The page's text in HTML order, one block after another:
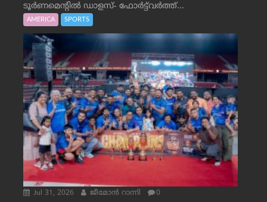
ടൂർണമെന്റിൽ ഡാളസ്- ഫോർട്ട്‌വര്‍ത്ത്...
AMERICA SPORTS
Jul 31, 2026 ജീമോന്‍ റാന്നി 0